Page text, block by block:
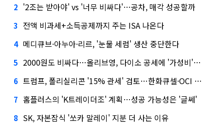
2 '2조는 받아야' vs '너무 비싸다'…공차, 매각 성공할까
3 전액 비과세+소득공제까지 주는 ISA 나온다
4 메디큐브·아누아·리르, '눈물 세럼' 생산 중단한다
5 2000원도 비싸다…올리브영, 다이소 공세에 '가성비'로 맞불
6 트럼프, 폴리실리콘 '15% 관세' 검토…한화큐셀·OCI 영향은?
7 홈플러스의 'K트레이더조' 계획…성공 가능성은 '글쎄'
8 SK, 자본잠식 '쏘카 말레이' 지분 더 사는 이유